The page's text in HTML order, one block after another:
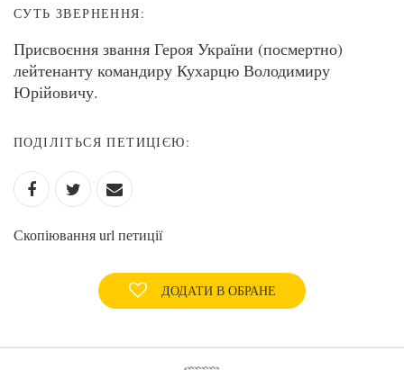
СУТЬ ЗВЕРНЕННЯ:
Присвоєння звання Героя України (посмертно)
лейтенанту командиру Кухарцю Володимиру
Юрійовичу.
ПОДІЛІТЬСЯ ПЕТИЦІЄЮ:
Скопіювання url петиції
ДОДАТИ В ОБРАНЕ